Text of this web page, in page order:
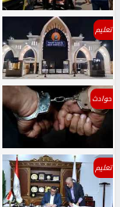
تعليم
حوادث
تعليم